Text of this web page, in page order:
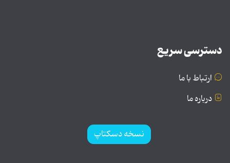
دسترسی سریع
ارتباط با ما
درباره ما
نسخه دسکتاپ